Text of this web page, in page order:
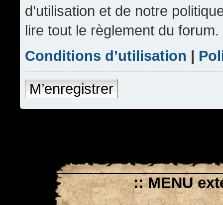
d’utilisation et de notre
lire tout le règlement du forum.
Conditions d’utilisation |
M’enregistrer
:: MENU